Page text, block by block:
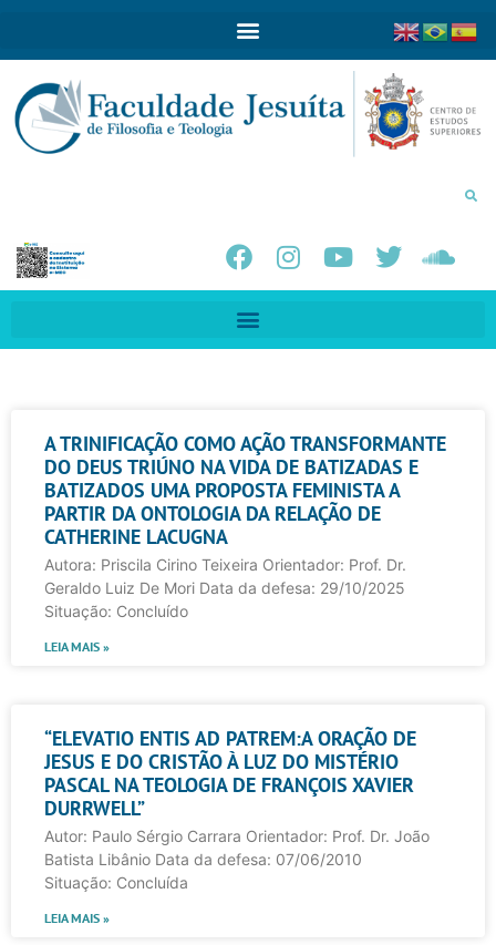
A TRINIFICAÇÃO COMO AÇÃO TRANSFORMANTE
DO DEUS TRIÚNO NA VIDA DE BATIZADAS E
BATIZADOS UMA PROPOSTA FEMINISTA A
PARTIR DA ONTOLOGIA DA RELAÇÃO DE
CATHERINE LACUGNA
Autora: Priscila Cirino Teixeira Orientador: Prof. Dr.
Geraldo Luiz De Mori Data da defesa: 29/10/2025
Situação: Concluído
LEIA MAIS »
“ELEVATIO ENTIS AD PATREM:A ORAÇÃO DE
JESUS E DO CRISTÃO À LUZ DO MISTÉRIO
PASCAL NA TEOLOGIA DE FRANÇOIS XAVIER
DURRWELL”
Autor: Paulo Sérgio Carrara Orientador: Prof. Dr. João
Batista Libânio Data da defesa: 07/06/2010
Situação: Concluída
LEIA MAIS »